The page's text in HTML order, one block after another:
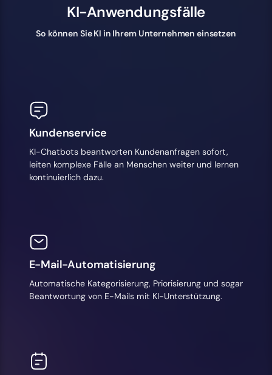
KI-Anwendungsfälle
So können Sie KI in Ihrem Unternehmen einsetzen
Kundenservice
KI-Chatbots beantworten Kundenanfragen sofort,
leiten komplexe Fälle an Menschen weiter und lernen
kontinuierlich dazu.
E-Mail-Automatisierung
Automatische Kategorisierung, Priorisierung und sogar
Beantwortung von E-Mails mit KI-Unterstützung.